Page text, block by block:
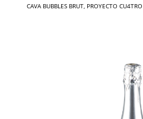
CAVA BUBBLES BRUT, PROYECTO CU4TRO